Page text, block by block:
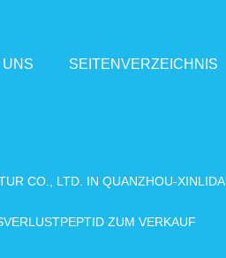
UNS SEITENVERZEICHNIS
CO., LTD. IN QUANZHOU-XINLIDA
ZUM VERKAUF